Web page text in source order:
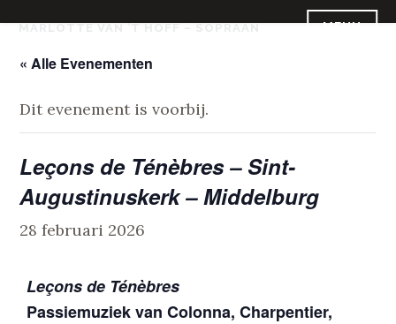
content
MENU
« Alle Evenementen
Dit evenement is voorbij.
Leçons de Ténèbres – Sint-
Augustinuskerk – Middelburg
28 februari 2026
Leçons de Ténèbres
Passiemuziek van Colonna, Charpentier,